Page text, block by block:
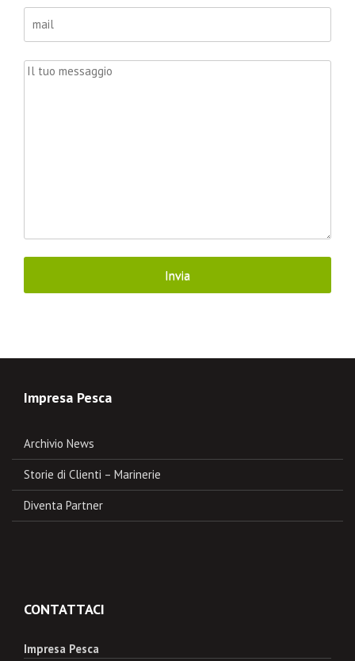
Impresa Pesca
Archivio News
Storie di Clienti – Marinerie
Diventa Partner
CONTATTACI
Impresa Pesca